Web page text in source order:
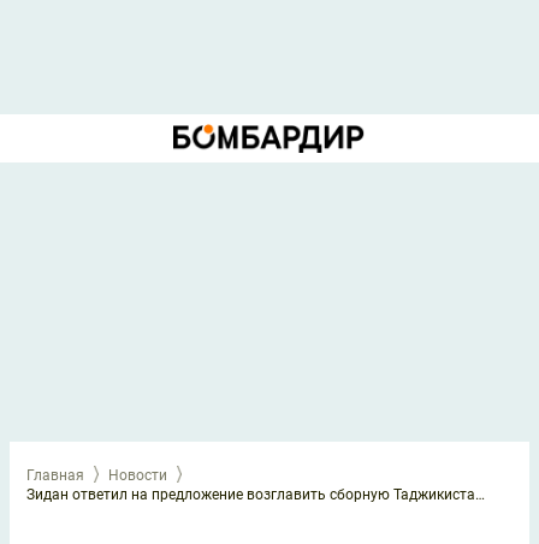
Главная
Новости
Зидан ответил на предложение возглавить сборную Таджикистана